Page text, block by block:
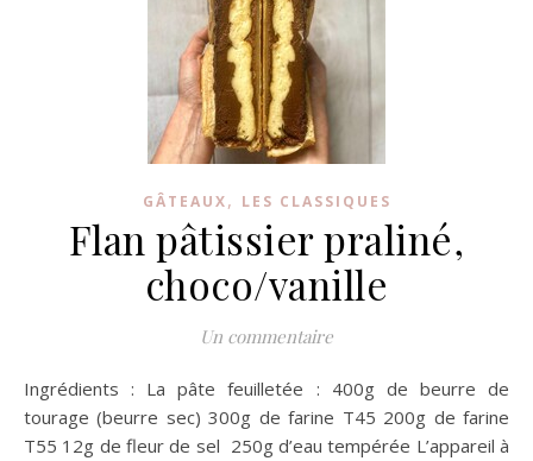
GÂTEAUX, LES CLASSIQUES
Flan pâtissier praliné,
choco/vanille
Un commentaire
Ingrédients : La pâte feuilletée : 400g de beurre de
tourage (beurre sec) 300g de farine T45 200g de farine
T55 12g de fleur de sel 250g d’eau tempérée L’appareil à